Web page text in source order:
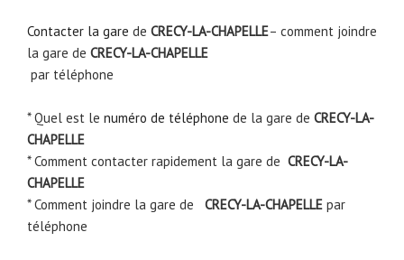
Contacter la gare de CRECY-LA-CHAPELLE– comment joindre
la gare de CRECY-LA-CHAPELLE
par téléphone
* Quel est le numéro de téléphone de la gare de CRECY-LA-
CHAPELLE
* Comment contacter rapidement la gare de CRECY-LA-
CHAPELLE
* Comment joindre la gare de
CRECY-LA-CHAPELLE par
téléphone